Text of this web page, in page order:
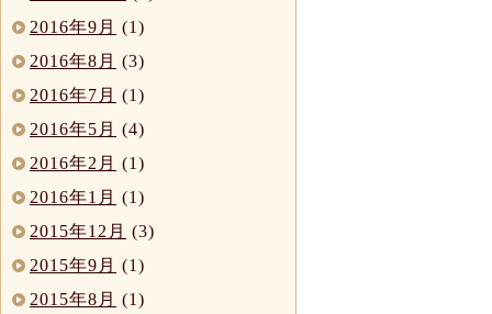
2016年9月 (1)
2016年8月 (3)
2016年7月 (1)
2016年5月 (4)
2016年2月 (1)
2016年1月 (1)
2015年12月 (3)
2015年9月 (1)
2015年8月 (1)